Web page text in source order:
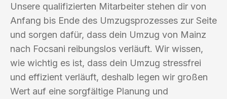
Unsere qualifizierten Mitarbeiter stehen dir von
Anfang bis Ende des Umzugsprozesses zur Seite
und sorgen dafür, dass dein Umzug von Mainz
nach Focsani reibungslos verläuft. Wir wissen,
wie wichtig es ist, dass dein Umzug stressfrei
und effizient verläuft, deshalb legen wir großen
Wert auf eine sorgfältige Planung und